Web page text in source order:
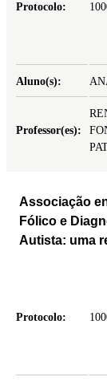
Protocolo:
Aluno(s):
Professor(es):
Associação
Fólico e
Autista: uma
Protocolo: